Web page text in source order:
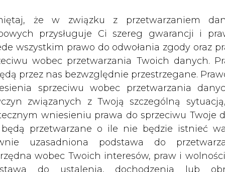
przysługuje Ci szereg gwarancji i
wszystkim prawo do odwołania zgody oraz
wobec przetwarzania Twoich danych.
przez nas bezwzględnie przestrzegane.
sprzeciwu wobec przetwarzania
związanych z Twoją szczególną
wniesieniu prawa do sprzeciwu Twoje
przetwarzane o ile nie będzie istnieć
uzasadniona podstawa do
wobec Twoich interesów, praw i
do ustalenia, dochodzenia lub
Twoje dane nie będą przetwarzane w
w Tajpej na Tajwanie. TT PSC jest liderem na
oraz Industrial Internet of Things (IIoT).
z Europy Zachodniej i USA.
rynku azjatyckiego. Centrum
na najnowsze rozwiązania informatyczne. Z
na rynkach dalekowschodnich i
o lokalnych inżynierów i sprzedawców -
najbliższych latach oczekujemy, że sprzedaż
na rynkach przemysłowych, energii i